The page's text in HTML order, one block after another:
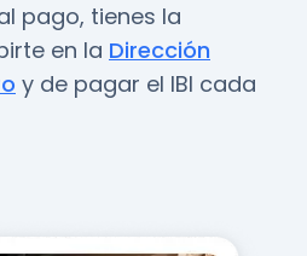
pago, tienes la
en la Dirección
y de pagar el IBI cada